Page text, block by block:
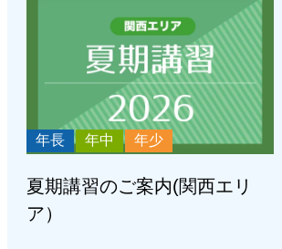
年長 年中 年少
夏期講習のご案内(関西エリ
ア）